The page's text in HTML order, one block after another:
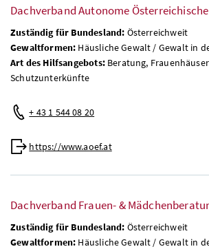
Dachverband Autonome
Zuständig für Bundesland: Österreichweit
Gewaltformen: Häusliche Gewalt / Gewalt in
Art des Hilfsangebots:Beratung,
Schutzunterkünfte
+ 43 1 544 08 20
https://www.aoef.at
Dachverband Frauen- &
Zuständig für Bundesland: Österreichweit
Gewaltformen: Häusliche Gewalt / Gewalt in